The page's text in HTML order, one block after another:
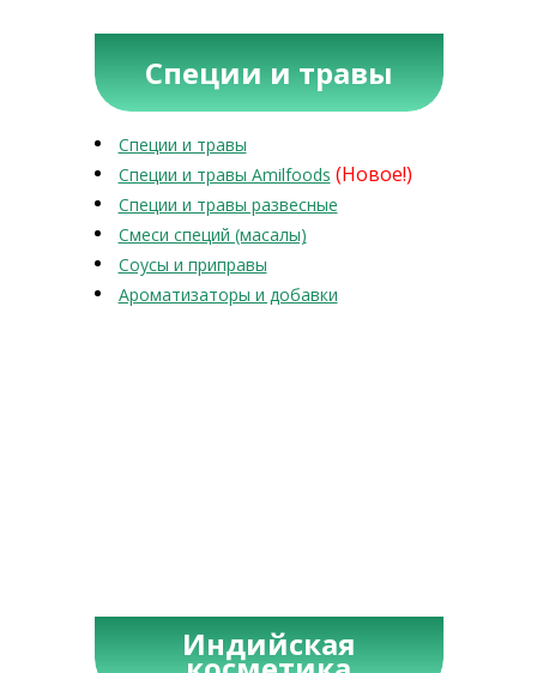
Специи и травы
Специи и травы
Специи и травы Amilfoods (Новое!)
Специи и травы развесные
Смеси специй (масалы)
Соусы и приправы
Ароматизаторы и добавки
Индийская